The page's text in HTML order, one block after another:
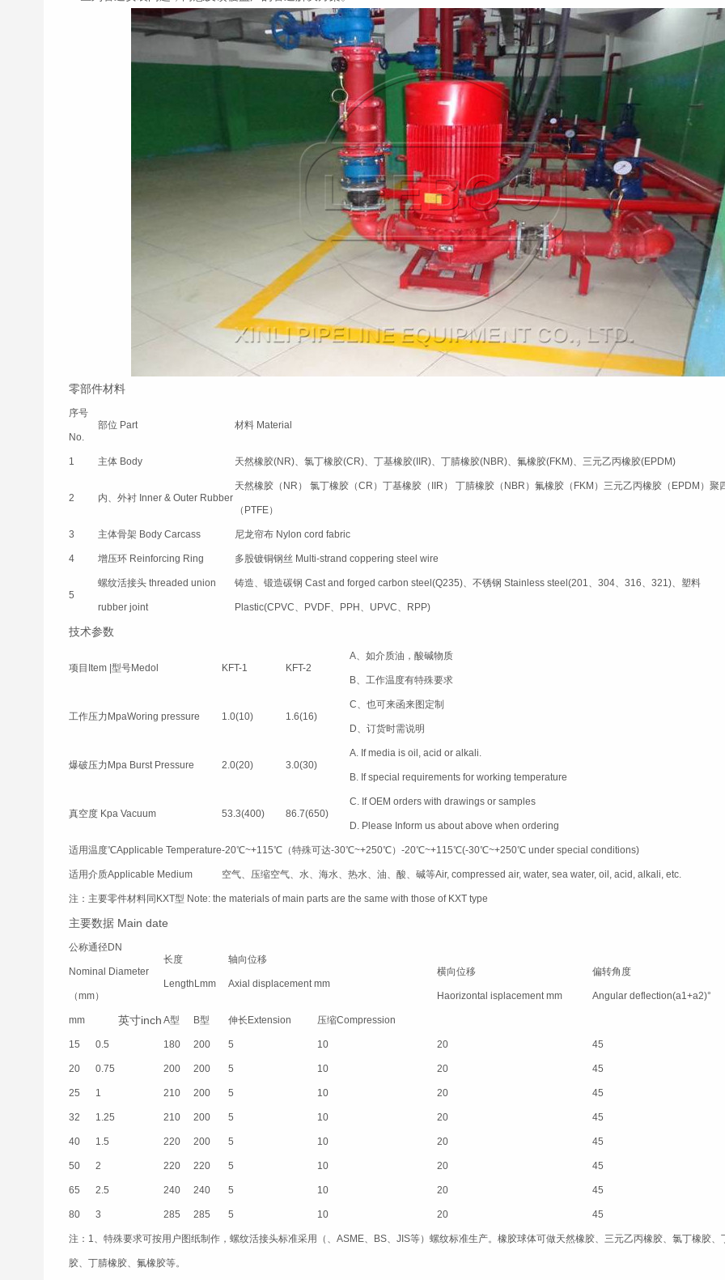
零部件材料
序号
No.
部位 Part 材料 Material
1 主体 Body 天然橡胶(NR)、氯丁橡胶(CR)、丁基橡胶(IIR)、丁腈橡胶(NBR)、氟橡胶(FKM)、三元乙丙橡胶(EPDM)
2 内、外衬 Inner & Outer Rubber
天然橡胶（NR） 氯丁橡胶（CR）丁基橡胶（IIR） 丁腈橡胶（NBR）氟橡胶（FKM）三元乙丙橡胶（EPDM）聚
（PTFE）
3 主体骨架 Body Carcass 尼龙帘布 Nylon cord fabric
4 增压环 Reinforcing Ring 多股镀铜钢丝 Multi-strand coppering steel wire
5
螺纹活接头 threaded union
rubber joint
铸造、锻造碳钢 Cast and forged carbon steel(Q235)、不锈钢 Stainless steel(201、304、316、321)、塑料
Plastic(CPVC、PVDF、PPH、UPVC、RPP)
技术参数
项目Item |型号Medol KFT-1 KFT-2
A、如介质油，酸碱物质
B、工作温度有特殊要求
C、也可来函来图定制
D、订货时需说明
A. If media is oil, acid or alkali.
B. If special requirements for working temperature
C. If OEM orders with drawings or samples
D. Please Inform us about above when ordering
工作压力MpaWoring pressure 1.0(10) 1.6(16)
爆破压力Mpa Burst Pressure 2.0(20) 3.0(30)
真空度 Kpa Vacuum 53.3(400) 86.7(650)
适用温度℃Applicable Temperature-20℃~+115℃（特殊可达-30℃~+250℃）-20℃~+115℃(-30℃~+250℃ under special conditions)
适用介质Applicable Medium 空气、压缩空气、水、海水、热水、油、酸、碱等Air, compressed air, water, sea water, oil, acid, alkali, etc.
注： 主要零件材料同KXT型 Note: the materials of main parts are the same with those of KXT type
主要数据 Main date
公称通径DN
Nominal Diameter
（mm）
长度
LengthLmm
轴向位移
Axial displacement mm
横向位移
Haorizontal isplacement mm
偏转角度
Angular deflection(a1+a2)°
mm 英寸inch A型 B型 伸长Extension 压缩Compression
15 0.5 180 200 5 10 20 45
20 0.75 200 200 5 10 20 45
25 1 210 200 5 10 20 45
32 1.25 210 200 5 10 20 45
40 1.5 220 200 5 10 20 45
50 2 220 220 5 10 20 45
65 2.5 240 240 5 10 20 45
80 3 285 285 5 10 20 45
注： 1、特殊要求可按用户图纸制作，螺纹活接头标准采用（、ASME、BS、JIS等）螺纹标准生产。橡胶球体可做天然橡胶、三元乙丙橡胶、氯丁橡胶、
胶、丁腈橡胶、氟橡胶等。